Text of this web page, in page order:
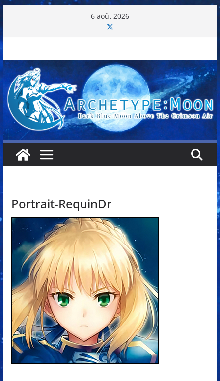
contenu
6 août 2026
Portrait-RequinDr